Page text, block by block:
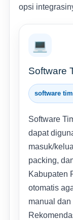
opsi
💻
Software
software
Software
dapat
masuk/
packing,
Kabupaten
otomatis
manual